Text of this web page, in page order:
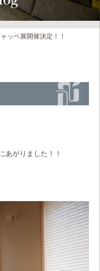
ッベ展開催決定！！
あがりました！！